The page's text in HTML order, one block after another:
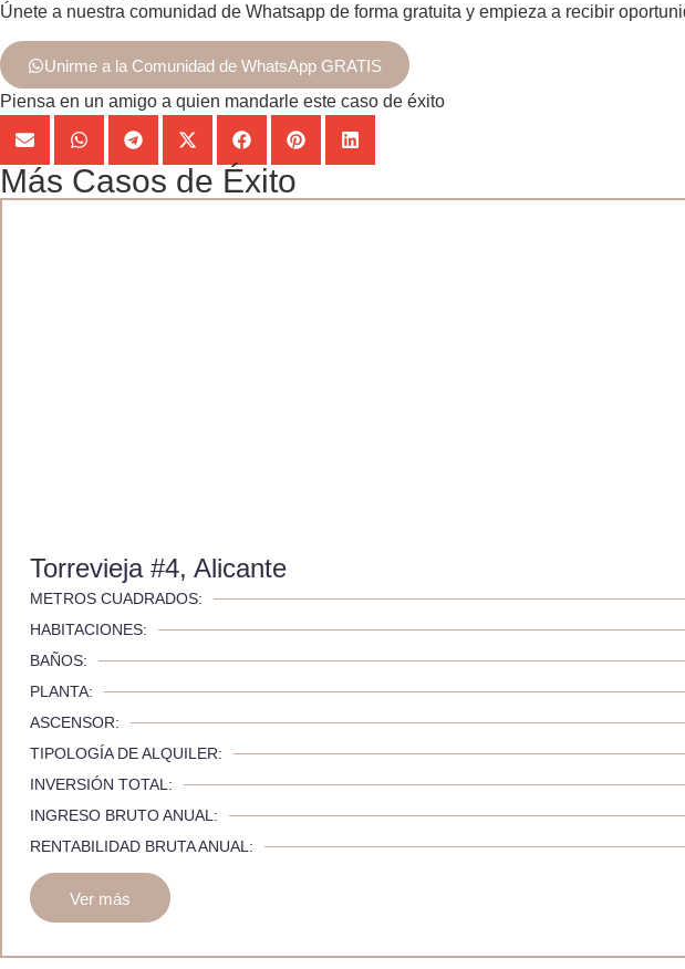
Únete a nuestra comunidad de Whatsapp de forma gratuita y empieza a recibir
Unirme a la Comunidad de WhatsApp GRATIS
Piensa en un amigo a quien mandarle este caso de éxito
Más Casos de Éxito
Torrevieja #4, Alicante
METROS CUADRADOS:
HABITACIONES:
BAÑOS:
PLANTA:
ASCENSOR:
TIPOLOGÍA DE ALQUILER:
INVERSIÓN TOTAL:
INGRESO BRUTO ANUAL:
RENTABILIDAD BRUTA ANUAL:
Ver más